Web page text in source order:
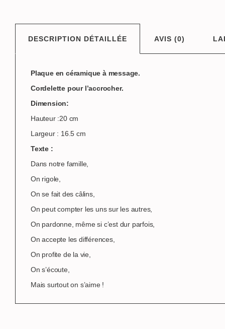
DESCRIPTION DÉTAILLÉE AVIS (0)
Plaque en céramique à message.
Cordelette pour l’accrocher.
Dimension:
Hauteur :20 cm
Largeur : 16.5 cm
Texte :
Dans notre famille,
On rigole,
On se fait des câlins,
On peut compter les uns sur les autres,
On pardonne, même si c’est dur parfois,
On accepte les différences,
On profite de la vie,
On s’écoute,
Mais surtout on s’aime !